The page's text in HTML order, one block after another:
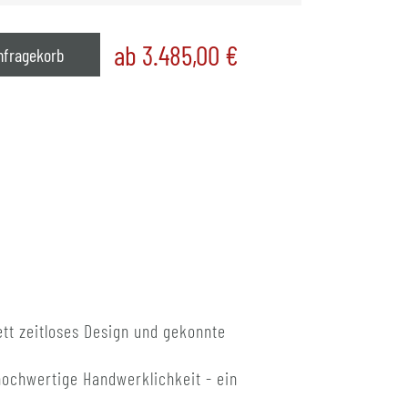
ab 3.485,00 €
zeitloses Design und gekonnte
Handwerklichkeit - ein